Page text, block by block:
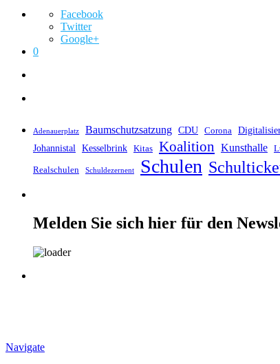
Facebook
Twitter
Google+
0
Adenauerplatz Baumschutzsatzung CDU Corona
Johannistal Kesselbrink Kitas Koalition Kunsthalle
Realschulen Schuldezernent Schulen
Melden Sie sich hier für den
Navigate